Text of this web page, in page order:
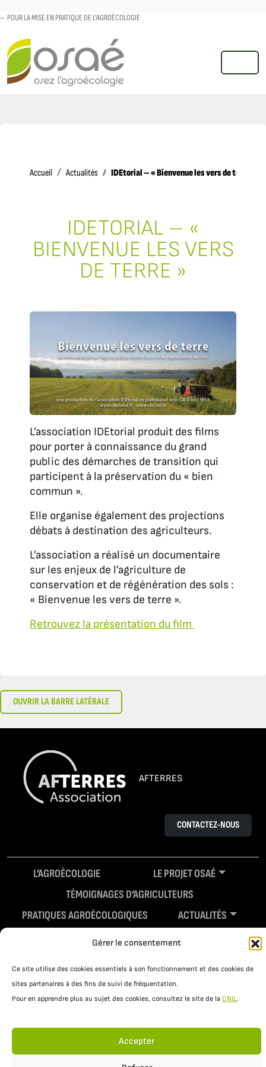
Gérer le consentement
Ce site utilise des cookies essentiels à son fonctionnement et des cookies de
sites partenaires à des fins de suivi de fréquentation.
Pour en apprendre plus au sujet des cookies, consultez le site de la CNIL.
Accepter
POUR LA MISE EN PRATIQUE DE L'AGROÉCOLOGIE
MENU
Accueil AccueilActualités IDEtorial – « Bienvenue les vers de terre »
IDETORIAL – «
BIENVENUE LES VERS
DE TERRE »
L’association IDEtorial produit des films
pour porter à connaissance du grand
public des démarches de transition qui
participent à la préservation du « bien
commun ».
Elle organise également des projections
débats à destination des agriculteurs.
L’association a réalisé un documentaire
sur les enjeux de l’agriculture de
conservation et de régénération des sols :
« Bienvenue les vers de terre ».
Retrouvez la présentation du film
OUVRIR LA BARRE LATÉRALE
AFTERRES
CONTACTEZ-NOUS
L’AGROÉCOLOGIE
LE PROJET OSAÉ
TÉMOIGNAGES D’AGRICULTEURS
PRATIQUES AGROÉCOLOGIQUES
ACTUALITÉS
RESSOURCES